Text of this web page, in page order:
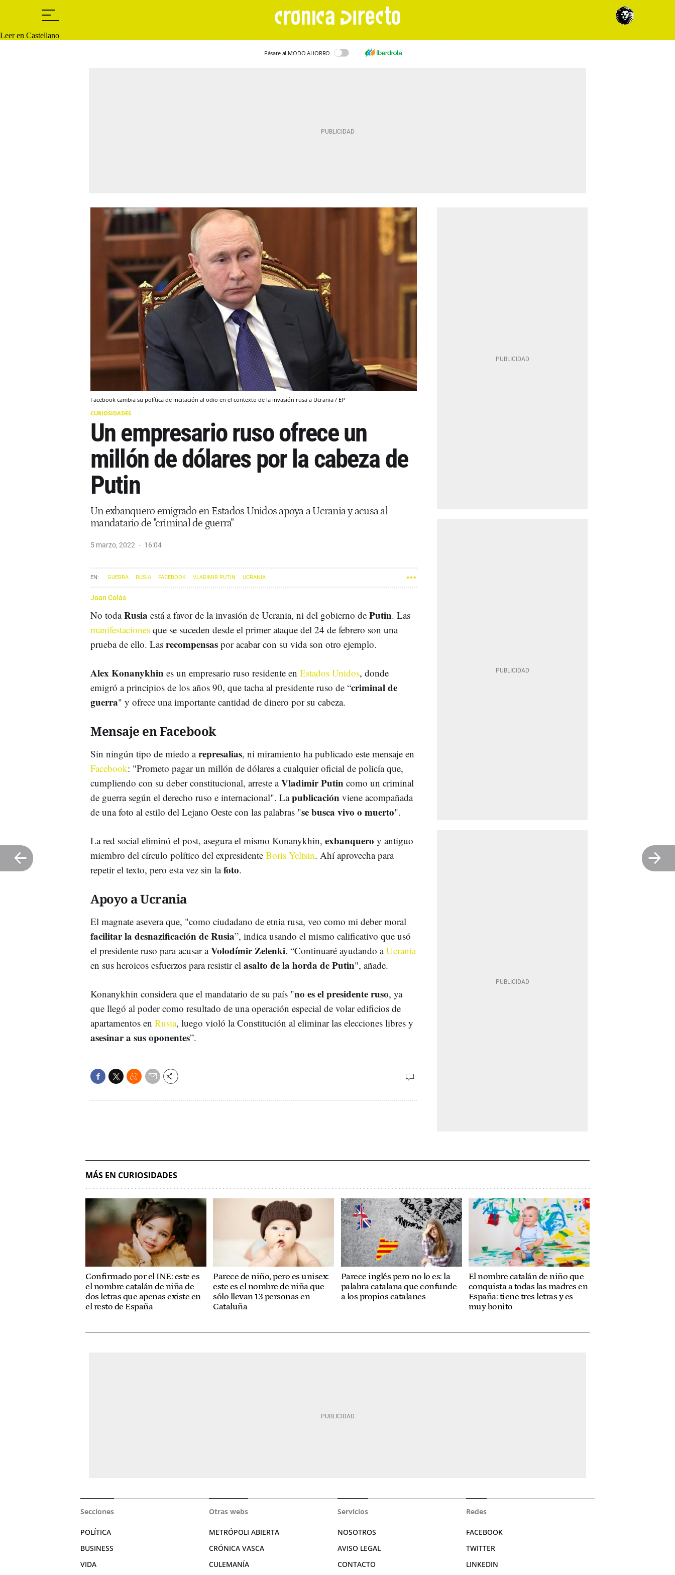
Leer en Castellano
Pásate al MODO AHORRO
Facebook cambia su política de incitación al odio en el contexto de la invasión rusa a Ucrania / EP
CURIOSIDADES
Un empresario ruso ofrece un
millón de dólares por la cabeza de
Putin
Un exbanquero emigrado en Estados Unidos apoya a Ucrania y acusa al
mandatario de "criminal de guerra"
5 marzo, 2022 16:04
GUERRA RUSIA FACEBOOK VLADIMIR PUTIN UCRANIA
Joan Colás
No todaRusia está a favor de la invasión de Ucrania, ni del gobierno de Putin. Las
manifestaciones que se suceden desde el primer ataque del 24 de febrero son una
prueba de ello. Las recompensas por acabar con su vida son otro ejemplo.
Alex Konanykhin es un empresario ruso residente en Estados Unidos, donde
emigró a principios de los años 90, que tacha al presidente ruso de “criminal de
guerra" y ofrece una importante cantidad de dinero por su cabeza.
Mensaje en Facebook
Sin ningún tipo de miedo arepresalias, ni miramiento ha publicado este mensaje en
Facebook: "Prometo pagar un millón de dólares a cualquier oficial de policía que,
cumpliendo con su deber constitucional, arreste aVladimir Putin como un criminal
de guerra según el derecho ruso e internacional". Lapublicación viene acompañada
de una foto al estilo del Lejano Oeste con las palabras "se busca vivo o muerto".
La red social eliminó el post, asegura el mismo Konanykhin, exbanquero y antiguo
miembro del círculo político del expresidente Boris Yeltsin. Ahí aprovecha para
repetir el texto, pero esta vez sin lafoto.
Apoyo a Ucrania
El magnate asevera que, "como ciudadano de etnia rusa, veo como mi deber moral
facilitar la desnazificación de Rusia”, indica usando el mismo calificativo que usó
el presidente ruso para acusar aVolodímir Zelenki. “Continuaré ayudando aUcrania
en sus heroicos esfuerzos para resistir el asalto de la horda de Putin", añade.
Konanykhin considera que el mandatario de su país "no es el presidente ruso, ya
que llegó al poder como resultado de una operación especial de volar edificios de
apartamentos en Rusia, luego violó la Constitución al eliminar las elecciones libres y
asesinar a sus oponentes”.
MÁS EN CURIOSIDADES
Confirmado por el INE: este es
el nombre catalán de niña de
dos letras que apenas existe en
el resto de España
Parece de niño, pero es unisex:
este es el nombre de niña que
sólo llevan 13 personas en
Cataluña
Parece inglés pero no lo es: la
palabra catalana que confunde
a los propios catalanes
El nombre catalán de niño que
conquista a todas las madres en
España: tiene tres letras y es
muy bonito
Secciones
POLÍTICA
BUSINESS
VIDA
Otras webs
METRÓPOLI ABIERTA
CRÓNICA VASCA
CULEMANÍA
Servicios
NOSOTROS
AVISO LEGAL
CONTACTO
Redes
FACEBOOK
TWITTER
LINKEDIN